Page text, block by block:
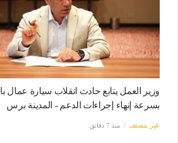
وزير العمل يتابع حادث انقلاب سيارة عمال
بسرعة إنهاء إجراءات الدعم - المدينة برس
غير مصنف منذ 7 دقائق